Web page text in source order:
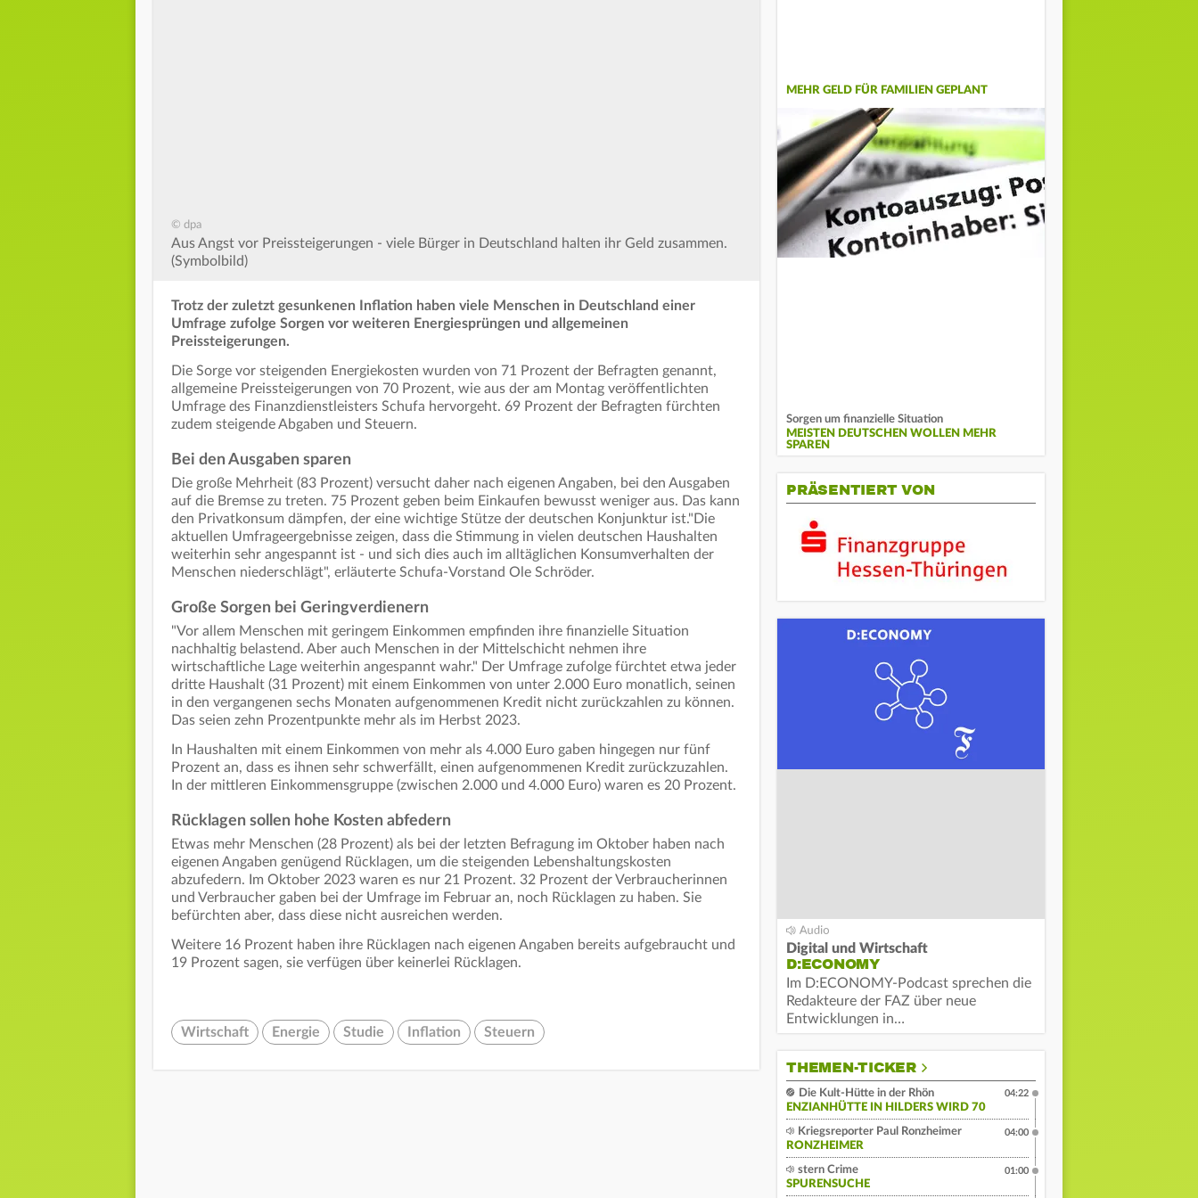
© dpa
Aus Angst vor Preissteigerungen - viele Bürger in Deutschland halten ihr Geld zusammen.
(Symbolbild)
Trotz der zuletzt gesunkenen Inflation haben viele Menschen in Deutschland einer
Umfrage zufolge Sorgen vor weiteren Energiesprüngen und allgemeinen
Preissteigerungen.
Die Sorge vor steigenden Energiekosten wurden von 71 Prozent der Befragten genannt,
allgemeine Preissteigerungen von 70 Prozent, wie aus der am Montag veröffentlichten
Umfrage des Finanzdienstleisters Schufa hervorgeht. 69 Prozent der Befragten fürchten
zudem steigende Abgaben und Steuern.
Bei den Ausgaben sparen
Die große Mehrheit (83 Prozent) versucht daher nach eigenen Angaben, bei den Ausgaben
auf die Bremse zu treten. 75 Prozent geben beim Einkaufen bewusst weniger aus. Das kann
den Privatkonsum dämpfen, der eine wichtige Stütze der deutschen Konjunktur ist."Die
aktuellen Umfrageergebnisse zeigen, dass die Stimmung in vielen deutschen Haushalten
weiterhin sehr angespannt ist - und sich dies auch im alltäglichen Konsumverhalten der
Menschen niederschlägt", erläuterte Schufa-Vorstand Ole Schröder.
Große Sorgen bei Geringverdienern
"Vor allem Menschen mit geringem Einkommen empfinden ihre finanzielle Situation
nachhaltig belastend. Aber auch Menschen in der Mittelschicht nehmen ihre
wirtschaftliche Lage weiterhin angespannt wahr." Der Umfrage zufolge fürchtet etwa jeder
dritte Haushalt (31 Prozent) mit einem Einkommen von unter 2.000 Euro monatlich, seinen
in den vergangenen sechs Monaten aufgenommenen Kredit nicht zurückzahlen zu können.
Das seien zehn Prozentpunkte mehr als im Herbst 2023.
In Haushalten mit einem Einkommen von mehr als 4.000 Euro gaben hingegen nur fünf
Prozent an, dass es ihnen sehr schwerfällt, einen aufgenommenen Kredit zurückzuzahlen.
In der mittleren Einkommensgruppe (zwischen 2.000 und 4.000 Euro) waren es 20 Prozent.
Rücklagen sollen hohe Kosten abfedern
Etwas mehr Menschen (28 Prozent) als bei der letzten Befragung im Oktober haben nach
eigenen Angaben genügend Rücklagen, um die steigenden Lebenshaltungskosten
abzufedern. Im Oktober 2023 waren es nur 21 Prozent. 32 Prozent der Verbraucherinnen
und Verbraucher gaben bei der Umfrage im Februar an, noch Rücklagen zu haben. Sie
befürchten aber, dass diese nicht ausreichen werden.
Weitere 16 Prozent haben ihre Rücklagen nach eigenen Angaben bereits aufgebraucht und
19 Prozent sagen, sie verfügen über keinerlei Rücklagen.
Wirtschaft Energie Studie Inflation Steuern
MEHR GELD FÜR FAMILIEN GEPLANT
Sorgen um finanzielle Situation
MEISTEN DEUTSCHEN WOLLEN MEHR
SPAREN
PRÄSENTIERT VON
Digital und Wirtschaft
D:ECONOMY
Im D:ECONOMY-Podcast sprechen die
Redakteure der FAZ über neue
Entwicklungen in…
THEMEN-TICKER
Die Kult-Hütte in der Rhön
ENZIANHÜTTE IN HILDERS WIRD 70
04:22
Kriegsreporter Paul Ronzheimer
RONZHEIMER
04:00
stern Crime
SPURENSUCHE
01:00